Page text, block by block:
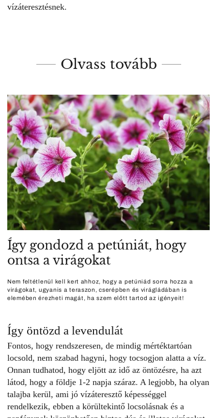
vízáteresztésnek.
Olvass tovább
Így gondozd a petúniát, hogy
ontsa a virágokat
Nem feltétlenül kell kert ahhoz, hogy a petúniád sorra hozza a
virágokat, ugyanis a teraszon, cserépben és virágládában is
elemében érezheti magát, ha szem előtt tartod az igényeit!
Így öntözd a levendulát
Fontos, hogy rendszeresen, de mindig mértéktartóan
locsold, nem szabad hagyni, hogy tocsogjon alatta a víz.
Onnan tudhatod, hogy eljött az idő az öntözésre, ha azt
látod, hogy a földje 1-2 napja száraz. A legjobb, ha olyan
talajba kerül, ami jó vízáteresztő képességgel
rendelkezik, ebben a körültekintő locsolásnak és a